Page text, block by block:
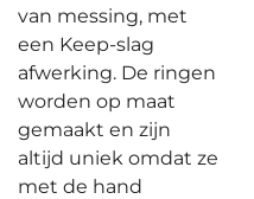
van messing, met
een Keep-slag
afwerking. De ringen
worden op maat
gemaakt en zijn
altijd uniek omdat ze
met de hand